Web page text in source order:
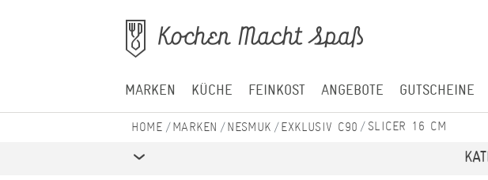
MARKEN KÜCHE FEINKOST ANGEBOTE GUTSCHEINE
MARKEN NESMUK EXKLUSIV C90 SLICER 16 CM